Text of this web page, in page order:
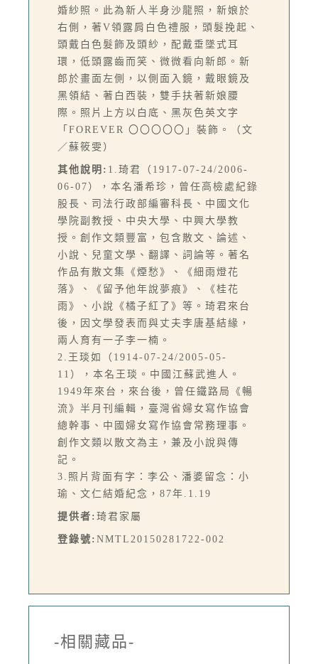
婚紗照。此為新人半身沙龍照，新娘於
右側，著V領露肩白色禮服，頭髮挽起、
頭戴白色髮飾及頭紗，配戴垂墜式耳
環，低頭露齒而笑、微微看向新郎。新
郎於畫面左側，以側面入鏡，戴眼鏡及
黑領結、著白西裝，雙手扶著新娘腰
際。照片上方以白底、黑灰色英文字
「FOREVER 〇〇〇〇〇」裝飾。（文
／蘇筱雯）
其他說明: 1.琦君（1917-07-24/2006-
06-07），本名潘希珍，曾任高檢處紀錄
股長、司法行政部編審科長、中國文化
學院副教授、中央大學、中興大學教
授。創作文類豐富，包含散文、論述、
小說、兒童文學、翻譯、詞論等。著名
作品有散文集《煙愁》、《細雨燈花
落》、《留予他年說夢痕》、《桂花
雨》、小說《橘子紅了》等。琦君來台
後，因文學發表而與丈夫李唐基結緣，
兩人育有一子李一楠。
2.王琰如（1914-07-24/2005-05-
11），本名王琰。中國江蘇武進人。
1949年來台，來台後，曾任鐵路局《暢
流》半月刊編輯，臺灣省婦女寫作協會
總幹事、中國婦女寫作協會常務理事。
創作文類以散文為主，兼及小說與傳
記。
3.照片背面有字：李公、潘婆留念：小
瑜、文仁結婚紀念，87年.1.19
提供者: 琦君家屬
登錄號: NMTL20150281722-002
-相關藏品-